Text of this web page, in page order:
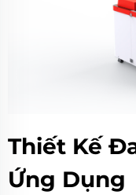
Thiết Kế
Ứng Dụng